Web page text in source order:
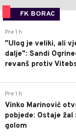
FK BORAC
Pre 1 h
"Ulog je veliki, ali
dalje": Sandi
revanš protiv
Pre 1 h
Vinko Marinović
pobjede: Ostaje žal
golom